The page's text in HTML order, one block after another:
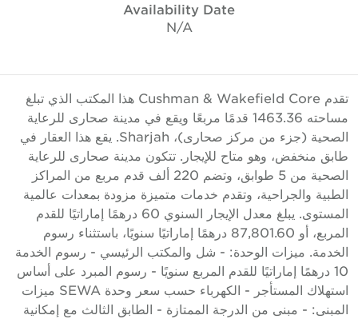
Availability Date
N/A
تقدم Cushman & Wakefield Core هذا المكتب الذي تبلغ
مساحته 1463.36 قدمًا مربعًا ويقع في مدينة صحارى للرعاية
الصحية (جزء من مركز صحارى)، Sharjah. يقع هذا العقار في
طابق منخفض، وهو متاح للإيجار. تتكون مدينة صحارى للرعاية
الصحية من 5 طوابق، وتضم 220 ألف قدم مربع من المراكز
الطبية والجراحية، وتقدم خدمات متميزة مزودة بمعدات عالمية
المستوى. يبلغ معدل الإيجار السنوي 60 درهمًا إماراتيًا للقدم
المربع، أو 87,801.60 درهمًا إماراتيًا سنويًا، باستثناء رسوم
الخدمة. ميزات الوحدة: - شل والمكتب الرئيسي - رسوم الخدمة
10 درهمًا إماراتيًا للقدم المربع سنويًا - رسوم المبرد على أساس
استهلاك المستأجر - الكهرباء حسب سعر وحدة SEWA ميزات
المبنى: - مبنى من الدرجة الممتازة - الطابق الثالث مع إمكانية